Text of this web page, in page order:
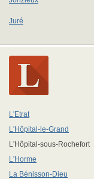
Juré
L'Etrat
L'Hôpital-le-Grand
L'Hôpital-sous-Rochefort
L'Horme
La Bénisson-Dieu